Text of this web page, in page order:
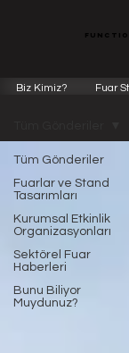
Biz Kimiz? Fuar
Tüm Gönderiler
Fuarlar ve Stand
Tasarımları
Kurumsal Etkinlik
Organizasyonları
Sektörel Fuar
Haberleri
Bunu Biliyor
Muydunuz?